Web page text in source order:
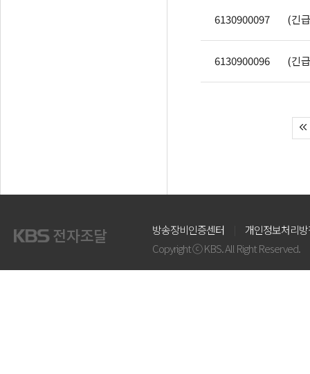
6130900097 (긴
6130900096 (긴
방송장비인증센터
개인정보처리
Copyright ⓒ KBS. All Right Reserved.